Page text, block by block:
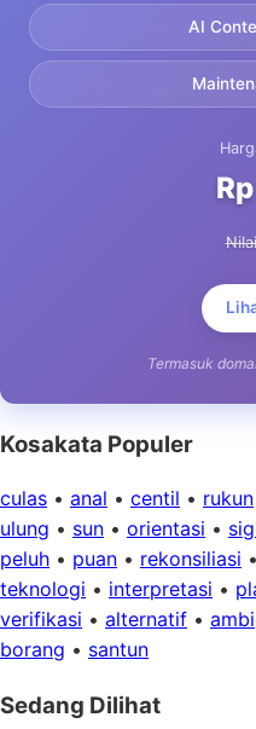
AI
Termasuk
Kosakata Populer
culas • anal • centil • rukun
ulung • sun • orientasi •
peluh • puan • rekonsiliasi •
teknologi • interpretasi •
verifikasi • alternatif •
borang • santun
Sedang Dilihat